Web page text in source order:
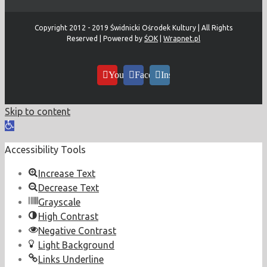
Copyright 2012 - 2019 Świdnicki Ośrodek Kultury | All Rights
Reserved | Powered by ŚOK Wrapnet.pl
YouTubeFacebookInstagram
Skip to content
Open
Accessibility Tools
Increase Text
Decrease Text
Grayscale
High Contrast
Negative Contrast
Light Background
Links Underline